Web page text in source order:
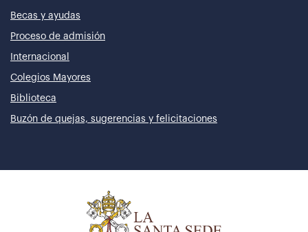
Becas y ayudas
Proceso de admisión
Internacional
Colegios Mayores
Biblioteca
Buzón de quejas, sugerencias y felicitaciones